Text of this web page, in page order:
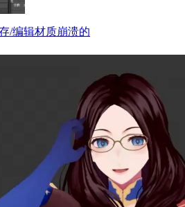
/编辑材质崩溃的